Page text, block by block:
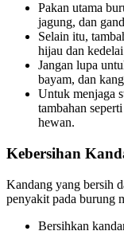
Pakan utama
jagung, dan
Selain itu,
hijau dan
Jangan lupa
bayam, dan
Untuk menjaga
tambahan
hewan.
Kebersihan
Kandang yang bersih
penyakit pada burung
Bersihkan